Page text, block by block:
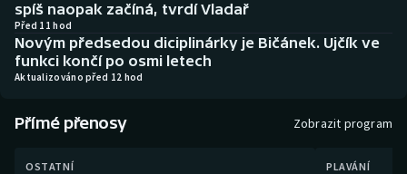
Biatlon
Boby a skeleton
Box
Curling
Aplikace ČT sport
AZ kvíz
spíš naopak začíná, tvrdí Vladař
Před 11 hod
Novým předsedou diciplinárky je Bičánek. Ujčík ve
funkci končí po osmi letech
Aktualizováno před 12 hod
Přímé přenosy Zobrazit program
OSTATNÍ PLAVÁNÍ